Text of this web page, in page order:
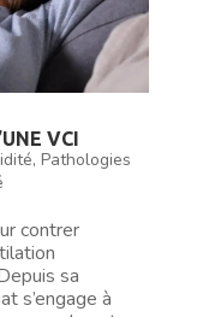
VCI
, Pathologies
contrer
sa
s’engage à